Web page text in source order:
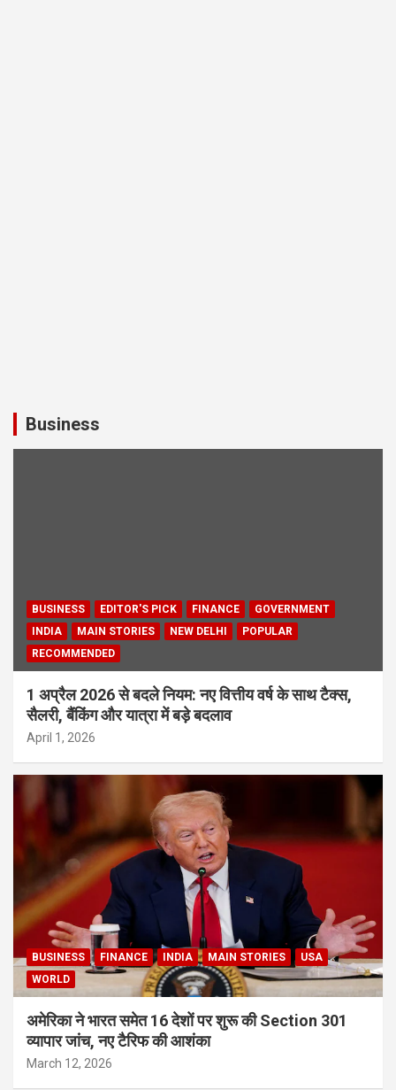
Business
BUSINESS EDITOR'S PICK FINANCE
GOVERNMENT
INDIA
MAIN STORIES NEW DELHI
POPULAR
RECOMMENDED
1 अप्रैल 2026 से बदले नियम: नए वित्तीय वर्ष के साथ टैक्स,
सैलरी, बैंकिंग और यात्रा में बड़े बदलाव
April 1, 2026
BUSINESS FINANCE INDIA MAIN STORIES
USA
WORLD
अमेरिका ने भारत समेत 16 देशों पर शुरू की Section 301
व्यापार जांच, नए टैरिफ की आशंका
March 12, 2026